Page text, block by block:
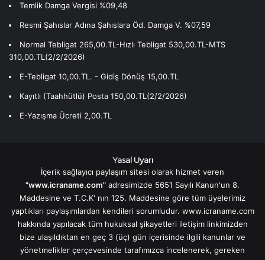
Temlik Damga Vergisi %09,48
Resmi Şahıslar Adına Şahıslara Öd. Damga V. %07,59
Normal Tebligat 265,00.TL-Hızlı Tebligat 530,00.TL-MTS
310,00.TL(2/2/2026)
E-Tebligat 10,00.TL. - Gidiş Dönüş 15,00.TL
Kayıtlı (Taahhütlü) Posta 150,00.TL(2/2/2026)
E-Yazışma Ücreti 2,00.TL
Yasal Uyarı
İçerik sağlayıcı paylaşım sitesi olarak hizmet veren
"www.icraname.com" adresimizde 5651 Sayılı Kanun'un 8.
Maddesine ve T.C.K' nın 125. Maddesine göre tüm üyelerimiz
yaptıkları paylaşımlardan kendileri sorumludur. www.icraname.com
hakkında yapılacak tüm hukuksal şikayetleri iletişim linkimizden
bize ulaşıldıktan en geç 3 (üç) gün içerisinde ilgili kanunlar ve
yönetmelikler çerçevesinde tarafımızca incelenerek, gereken